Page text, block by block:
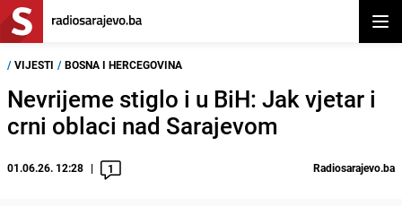
/ VIJESTI / BOSNA I HERCEGOVINA
Nevrijeme stiglo i u BiH: Jak vjetar i
crni oblaci nad Sarajevom
01.06.26. 12:28 1 Radiosarajevo.ba